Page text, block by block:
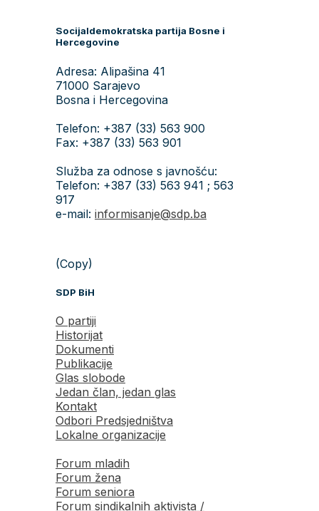
Socijaldemokratska partija Bosne i
Hercegovine
Adresa: Alipašina 41
71000 Sarajevo
Bosna i Hercegovina
Telefon: +387 (33) 563 900
Fax: +387 (33) 563 901
Služba za odnose s javnošću:
Telefon: +387 (33) 563 941 ; 563
917
e-mail: informisanje@sdp.ba
(Copy)
SDP BiH
O partiji
Historijat
Dokumenti
Publikacije
Glas slobode
Jedan član, jedan glas
Kontakt
Odbori Predsjedništva
Lokalne organizacije
Forum mladih
Forum žena
Forum seniora
Forum sindikalnih aktivista /